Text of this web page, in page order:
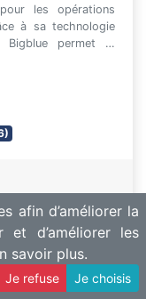
les opérations
à sa technologie
Bigblue permet …
Création : 2018 •
841
afin d’améliorer la
et d’améliorer les
savoir plus.
Je refuse Je choisis